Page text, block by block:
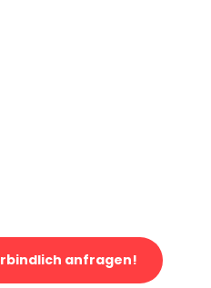
anfragen!